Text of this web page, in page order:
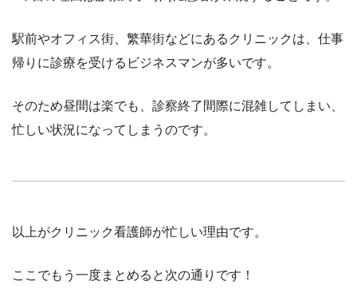
駅前やオフィス街、繁華街などにあるクリニックは、仕事
帰りに診療を受けるビジネスマンが多いです。
そのため昼間は楽でも、診察終了間際に混雑してしまい、
忙しい状況になってしまうのです。
以上がクリニック看護師が忙しい理由です。
ここでもう一度まとめると次の通りです！